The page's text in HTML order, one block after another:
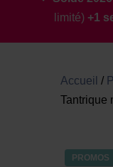
limité) +1
Accueil /
Tantrique
PROMOS